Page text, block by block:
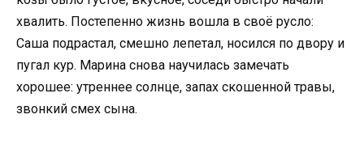
хвалить. Постепенно жизнь вошла в своё русло:
Саша подрастал, смешно лепетал, носился по двору и
пугал кур. Марина снова научилась замечать
хорошее: утреннее солнце, запах скошенной травы,
звонкий смех сына.